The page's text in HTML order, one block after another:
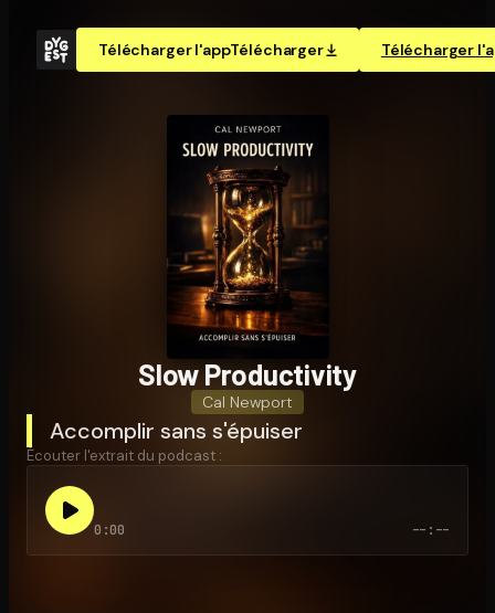
Télécharger l'appTélécharger Télécharger
Slow Pro­duc­ti­vi­ty
Cal Newport
Accomplir sans s'épuiser
Écouter l'extrait du podcast :
0:00 --:--